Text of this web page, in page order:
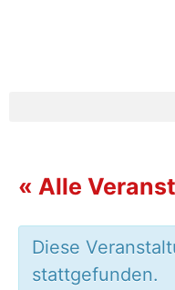
« Alle
Diese
stattgefunden.